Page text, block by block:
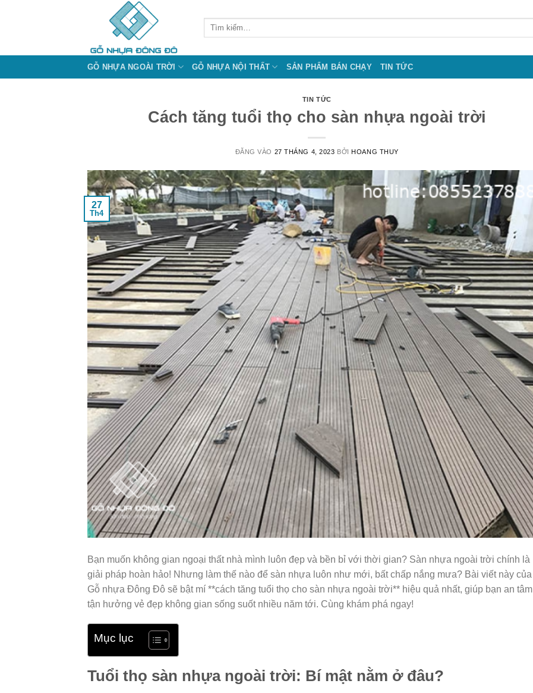
Tìm
GỖ NHỰA NGOÀI TRỜI GỖ NHỰA NỘI THẤT SẢN PHẨM BÁN CHẠY TIN TỨC
TIN TỨC
Cách tăng tuổi thọ cho sàn nhựa ngoài trời
ĐĂNG VÀO 27 THÁNG 4, 2023 BỞIHOANG THUY
27
Th4
Bạn muốn không gian ngoại thất nhà mình luôn đẹp và bền bỉ với thời gian? Sàn nhựa ngoài trời chính là
giải pháp hoàn hảo! Nhưng làm thế nào để sàn nhựa luôn như mới, bất chấp nắng mưa? Bài viết này của
Gỗ nhựa Đông Đô sẽ bật mí **cách tăng tuổi thọ cho sàn nhựa ngoài trời** hiệu quả nhất, giúp bạn an tâm
tận hưởng vẻ đẹp không gian sống suốt nhiều năm tới. Cùng khám phá ngay!
Mục lục
Tuổi thọ sàn nhựa ngoài trời: Bí mật nằm ở đâu?